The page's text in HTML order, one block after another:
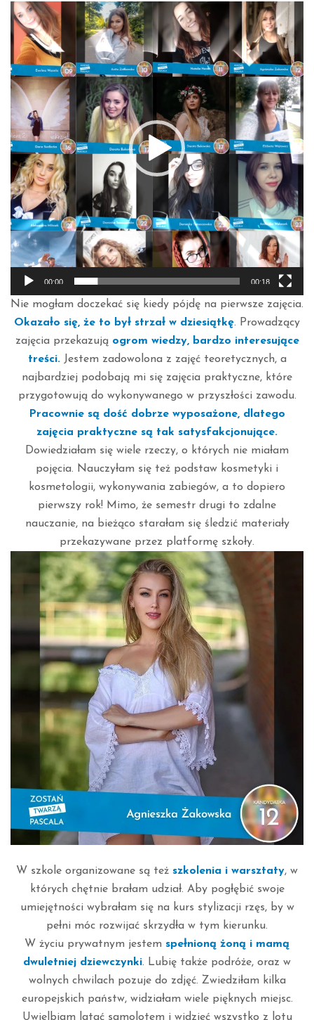
Odtwarzacz
video
00:00 00:18
Nie mogłam doczekać się kiedy pójdę na pierwsze zajęcia.
Okazało się, że to był strzał w dziesiątkę. Prowadzący
zajęcia przekazują ogrom wiedzy, bardzo interesujące
treści.Jestem zadowolona z zajęć teoretycznych, a
najbardziej podobają mi się zajęcia praktyczne, które
przygotowują do wykonywanego w przyszłości zawodu.
Pracownie są dość dobrze wyposażone, dlatego
zajęcia praktyczne są tak satysfakcjonujące.
Dowiedziałam się wiele rzeczy, o których nie miałam
pojęcia. Nauczyłam się też podstaw kosmetyki i
kosmetologii, wykonywania zabiegów, a to dopiero
pierwszy rok! Mimo, że semestr drugi to zdalne
nauczanie, na bieżąco starałam się śledzić materiały
przekazywane przez platformę szkoły.
W szkole organizowane są też szkolenia i warsztaty, w
których chętnie brałam udział. Aby pogłębić swoje
umiejętności wybrałam się na kurs stylizacji rzęs, by w
pełni móc rozwijać skrzydła w tym kierunku.
W życiu prywatnym jestem spełnioną żoną i mamą
dwuletniej dziewczynki. Lubię także podróże, oraz w
wolnych chwilach pozuje do zdjęć. Zwiedziłam kilka
europejskich państw, widziałam wiele pięknych miejsc.
Uwielbiam latać samolotem i widzieć wszystko z lotu